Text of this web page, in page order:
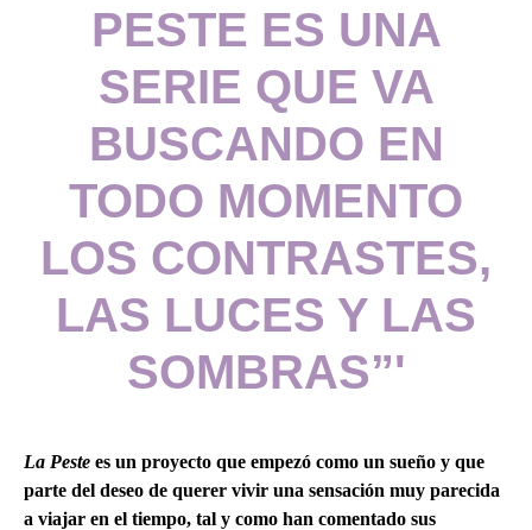
PESTE ES UNA
SERIE QUE VA
BUSCANDO EN
TODO MOMENTO
LOS CONTRASTES,
LAS LUCES Y LAS
SOMBRAS”'
La Peste es un proyecto que empezó como un sueño y que
parte del deseo de querer vivir una sensación muy parecida
a viajar en el tiempo, tal y como han comentado sus